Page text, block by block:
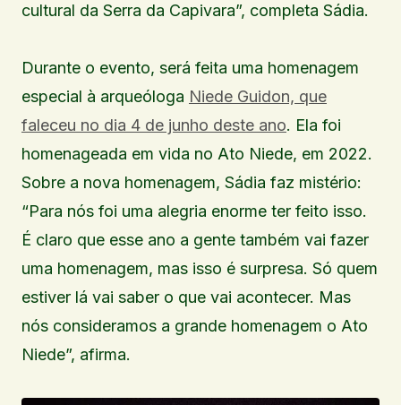
cultural da Serra da Capivara”, completa Sádia.
Durante o evento, será feita uma homenagem
especial à arqueóloga Niede Guidon, que
faleceu no dia 4 de junho deste ano. Ela foi
homenageada em vida no Ato Niede, em 2022.
Sobre a nova homenagem, Sádia faz mistério:
“Para nós foi uma alegria enorme ter feito isso.
É claro que esse ano a gente também vai fazer
uma homenagem, mas isso é surpresa. Só quem
estiver lá vai saber o que vai acontecer. Mas
nós consideramos a grande homenagem o Ato
Niede”, afirma.